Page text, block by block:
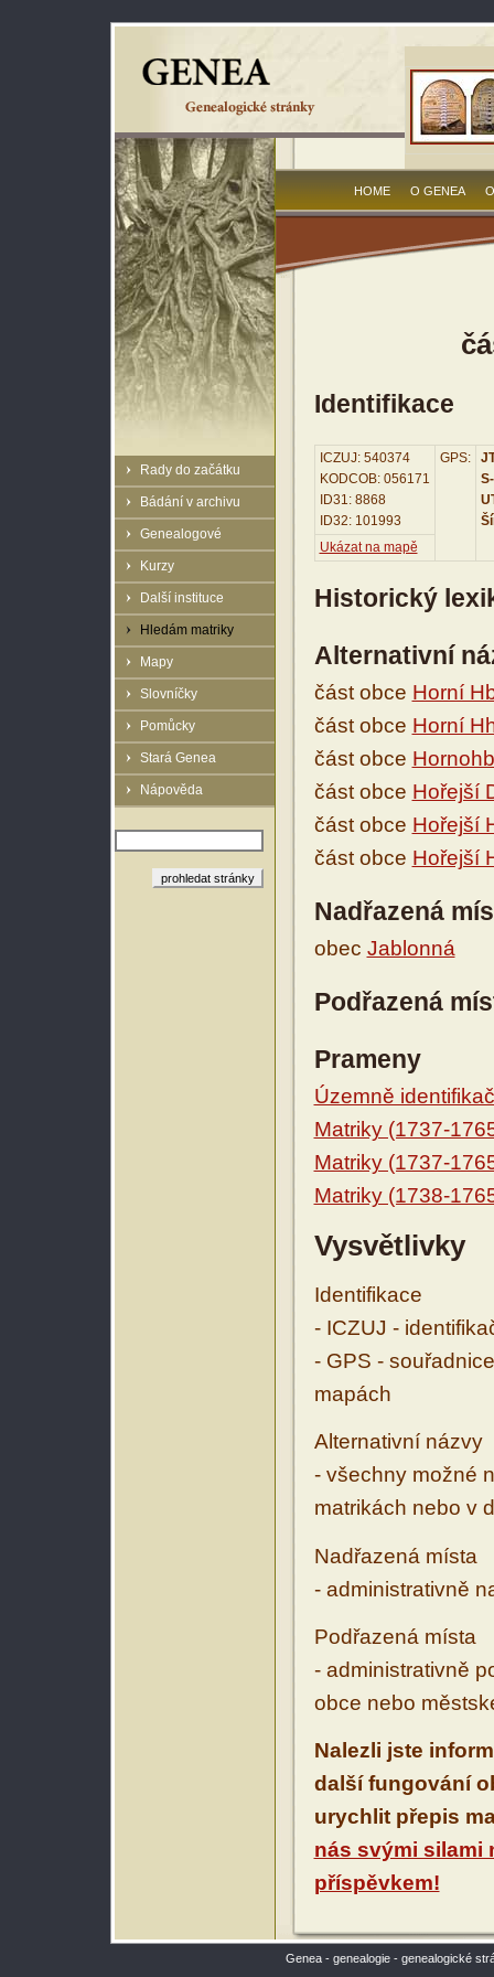
Rady do začátku
Bádání v archivu
Genealogové
Kurzy
Další instituce
Hledám matriky
Mapy
Slovníčky
Pomůcky
Stará Genea
Nápověda
HOME O GENEA
Identifikace
ICZUJ: 540374
KODCOB: 056171
ID31: 8868
ID32: 101993
GPS:
Ukázat na mapě
Historický
Alternativní
část obce Horní
část obce Horní
část obce
část obce Hořejší
část obce Hořejší
část obce Hořejší
Nadřazená
obec Jablonná
Podřazená
Prameny
Územně
Matriky (1737-
Matriky (1737-
Matriky (1738-
Vysvětlivky
Identifikace
- ICZUJ -
- GPS -
mapách
Alternativní názvy
- všechny možné
matrikách nebo v
Nadřazená místa
- administrativně
Podřazená místa
- administrativně
obce nebo
Nalezli jste
další fungování
urychlit přepis
nás svými silami
příspěvkem!
Genea - genealogie - genealogické